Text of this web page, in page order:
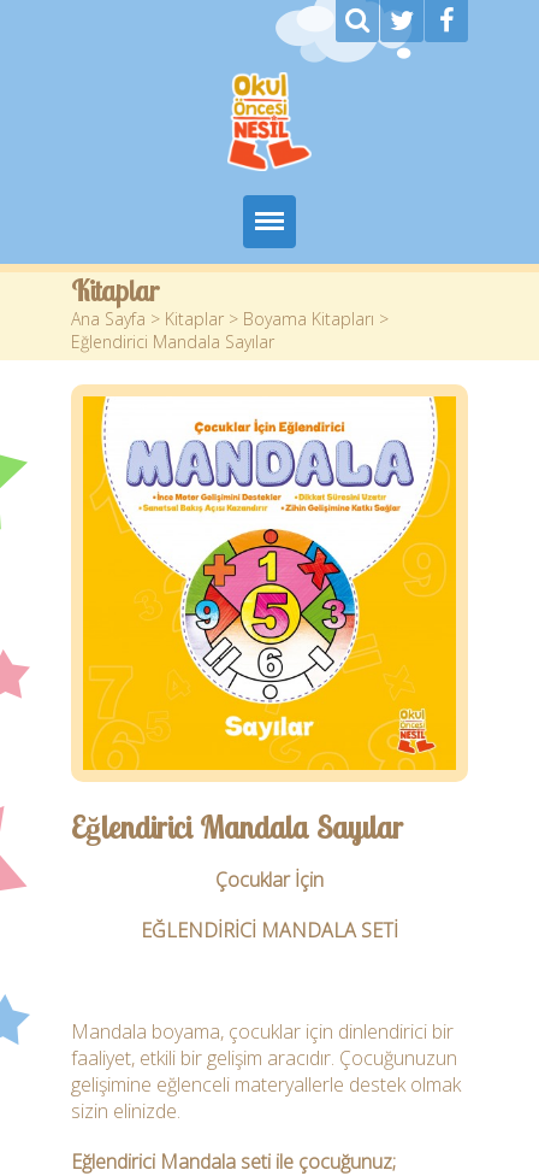
Ana Sayfa
Kurumsal
Kitaplar
Yazarlar
Planlar
Öğretmen
Ebeveyn
İletişim
Kitaplar
Ana Sayfa > Kitaplar > Boyama Kitapları >
Eğlendirici Mandala Sayılar
Eğlendirici Mandala Sayılar
Çocuklar İçin
EĞLENDİRİCİ MANDALA SETİ
Mandala boyama, çocuklar için dinlendirici bir
faaliyet, etkili bir gelişim aracıdır. Çocuğunuzun
gelişimine eğlenceli materyallerle destek olmak
sizin elinizde.
Eğlendirici Mandala seti ile çocuğunuz;